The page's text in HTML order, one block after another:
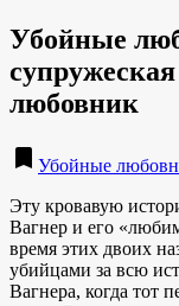
Убойные
любовник
bookmark Убойные
Эту кровавую
Вагнер и его
время этих двоих
убийцами за всю
Вагнера, когда тот